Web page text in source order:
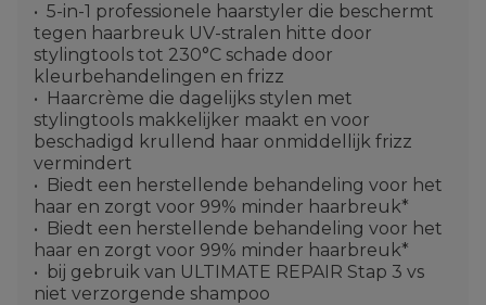
5-in-1 professionele haarstyler die beschermt
tegen haarbreuk UV-stralen hitte door
stylingtools tot 230°C schade door
kleurbehandelingen en frizz
Haarcrème die dagelijks stylen met
stylingtools makkelijker maakt en voor
beschadigd krullend haar onmiddellijk frizz
vermindert
Biedt een herstellende behandeling voor het
haar en zorgt voor 99% minder haarbreuk*
Biedt een herstellende behandeling voor het
haar en zorgt voor 99% minder haarbreuk*
bij gebruik van ULTIMATE REPAIR Stap 3 vs
niet verzorgende shampoo